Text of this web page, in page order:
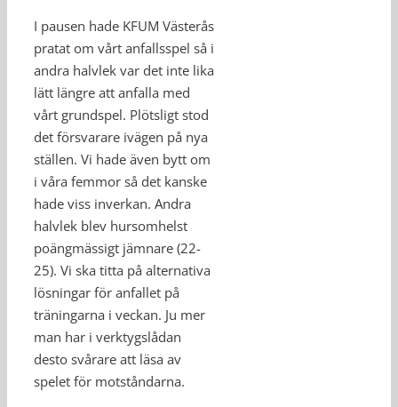
I pausen hade KFUM Västerås
pratat om vårt anfallsspel så i
andra halvlek var det inte lika
lätt längre att anfalla med
vårt grundspel. Plötsligt stod
det försvarare ivägen på nya
ställen. Vi hade även bytt om
i våra femmor så det kanske
hade viss inverkan. Andra
halvlek blev hursomhelst
poängmässigt jämnare (22-
25). Vi ska titta på alternativa
lösningar för anfallet på
träningarna i veckan. Ju mer
man har i verktygslådan
desto svårare att läsa av
spelet för motståndarna.